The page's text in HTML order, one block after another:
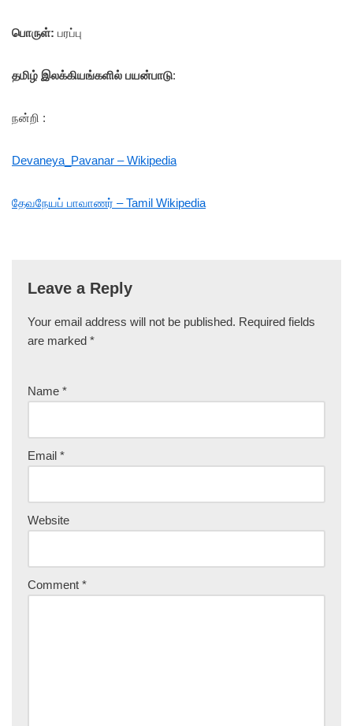
பொருள்: பரப்பு
தமிழ் இலக்கியங்களில் பயன்பாடு:
நன்றி :
Devaneya_Pavanar – Wikipedia
தேவநேயப் பாவாணர் – Tamil Wikipedia
Leave a Reply
Your email address will not be published. Required fields
are marked *
Name *
Email *
Website
Comment *